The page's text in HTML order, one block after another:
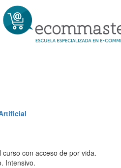
con acceso de por vida.
Intensivo.